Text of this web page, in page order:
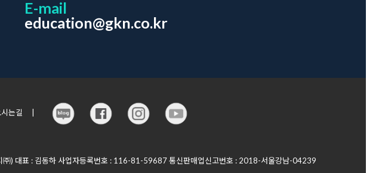
E-mail
education@gkn.co.kr
는길
㈜) 대표 : 김동하 사업자등록번호 : 116-81-59687 통신판매업신고번호 : 2018-서울강남-04239